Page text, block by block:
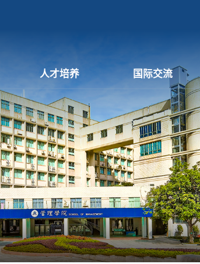
人才培养 国际交流